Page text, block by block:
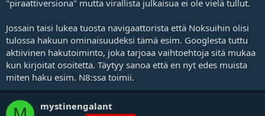
"piraattiversiona" mutta virallista julkaisua ei ole vielä tullut.
Jossain taisi lukea tuosta navigaattorista että Noksuihin olisi
tulossa hakuun ominaisuudeksi tämä esim. Googlesta tuttu
aktiivinen hakutoiminto, joka tarjoaa vaihtoehtoja sitä mukaa
kun kirjoitat osoitetta. Täytyy sanoa että en nyt edes muista
miten haku esim. N8:ssa toimii.
mystinengalant